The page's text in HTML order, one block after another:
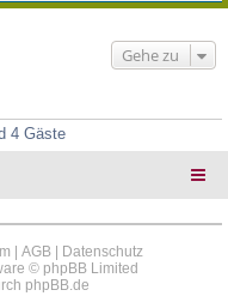
Gehe zu
4 Gäste
AGB|
Datenschutz
© phpBB Limited
phpBB.de